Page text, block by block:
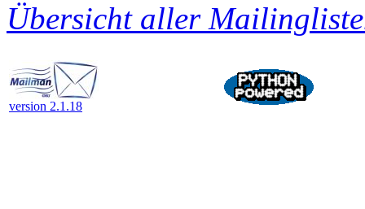
Übersicht aller
version 2.1.18